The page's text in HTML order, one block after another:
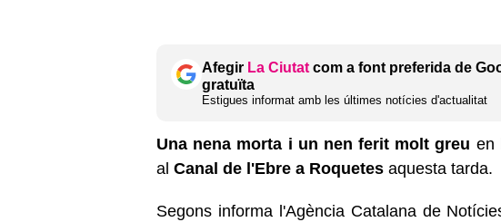
Afegir La Ciutat com a font preferida de
gratuïta
Estigues informat amb les últimes notícies d'actualitat
Una nena morta i un nen ferit molt greu en
al Canal de l'Ebre a Roquetes aquesta tarda.
Segons informa l'Agència Catalana de